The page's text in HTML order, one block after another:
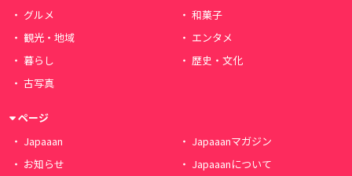
グルメ
和菓子
観光・地域
エンタメ
暮らし
歴史・文化
古写真
ページ
Japaaan
Japaaanマガジン
お知らせ
Japaaanについて